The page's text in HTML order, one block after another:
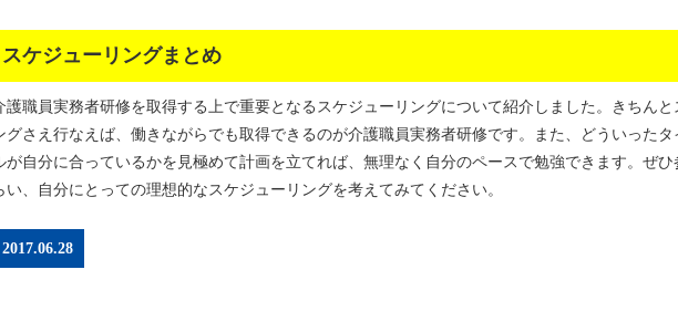
スケジューリングまとめ
護職員実務者研修を取得する上で重要となるスケジューリングについて紹介しました。きちんと
グさえ行なえば、働きながらでも取得できるのが介護職員実務者研修です。また、どういったタ
が自分に合っているかを見極めて計画を立てれば、無理なく自分のペースで勉強できます。ぜひ
い、自分にとっての理想的なスケジューリングを考えてみてください。
2017.06.28